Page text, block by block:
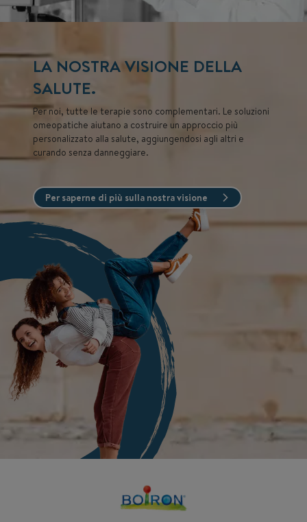
LA NOSTRA VISIONE DELLA
SALUTE.
Per noi, tutte le terapie sono complementari. Le soluzioni
omeopatiche aiutano a costruire un approccio più
personalizzato alla salute, aggiungendosi agli altri e
curando senza danneggiare.
Per saperne di più sulla nostra visione